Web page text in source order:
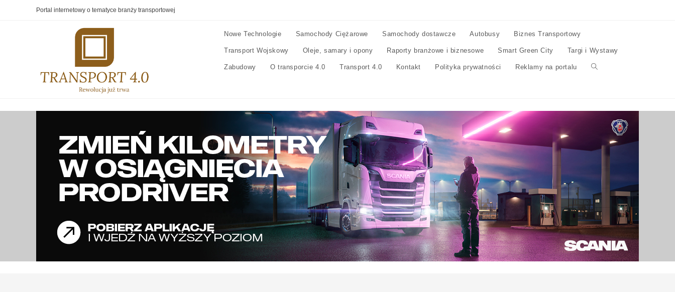
Portal internetowy o tematyce branży transportowej
Nowe Technologie Samochody Ciężarowe Samochody dostawcze Autobusy Biznes Transportowy
Transport Wojskowy Oleje, samary i opony Raporty branżowe i biznesowe Smart Green City Targi i Wystawy
Zabudowy O transporcie 4.0 Transport 4.0 Kontakt Polityka prywatności Reklamy na portalu